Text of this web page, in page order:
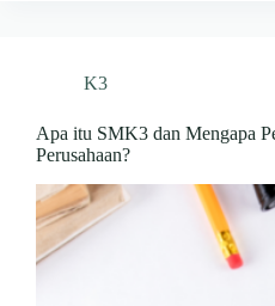
K3
Apa itu SMK3 dan Mengapa
Perusahaan?